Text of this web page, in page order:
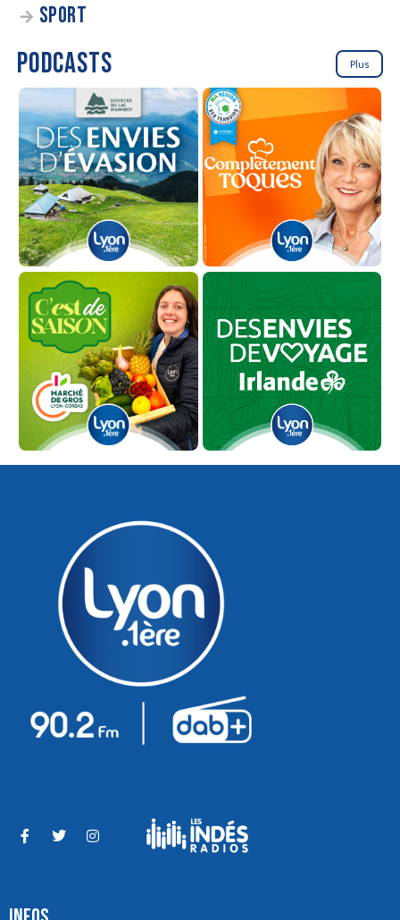
SPORT
PODCASTS Plus